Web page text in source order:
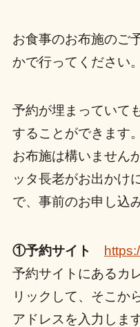
お食事のお布施のご
かで行ってください。
予約が埋まっていて
することができます
お布施は構いません
ッタ長老がお出かけ
で、事前のお申し込
①予約サイト
予約サイトにあるカ
リックして、そこか
アドレスを入力しま